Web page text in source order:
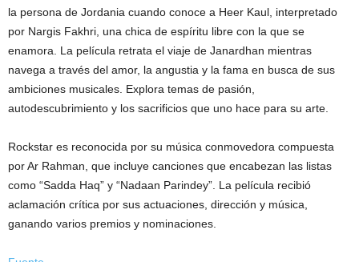
la persona de Jordania cuando conoce a Heer Kaul, interpretado
por Nargis Fakhri, una chica de espíritu libre con la que se
enamora. La película retrata el viaje de Janardhan mientras
navega a través del amor, la angustia y la fama en busca de sus
ambiciones musicales. Explora temas de pasión,
autodescubrimiento y los sacrificios que uno hace para su arte.
Rockstar es reconocida por su música conmovedora compuesta
por Ar Rahman, que incluye canciones que encabezan las listas
como “Sadda Haq” y “Nadaan Parindey”. La película recibió
aclamación crítica por sus actuaciones, dirección y música,
ganando varios premios y nominaciones.